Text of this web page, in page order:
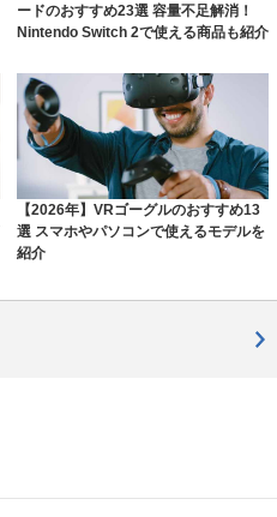
ードのおすすめ23選 容量不足解消！
Nintendo Switch 2で使える商品も紹介
【2026年】VRゴーグルのおすすめ13
選 スマホやパソコンで使えるモデルを
紹介